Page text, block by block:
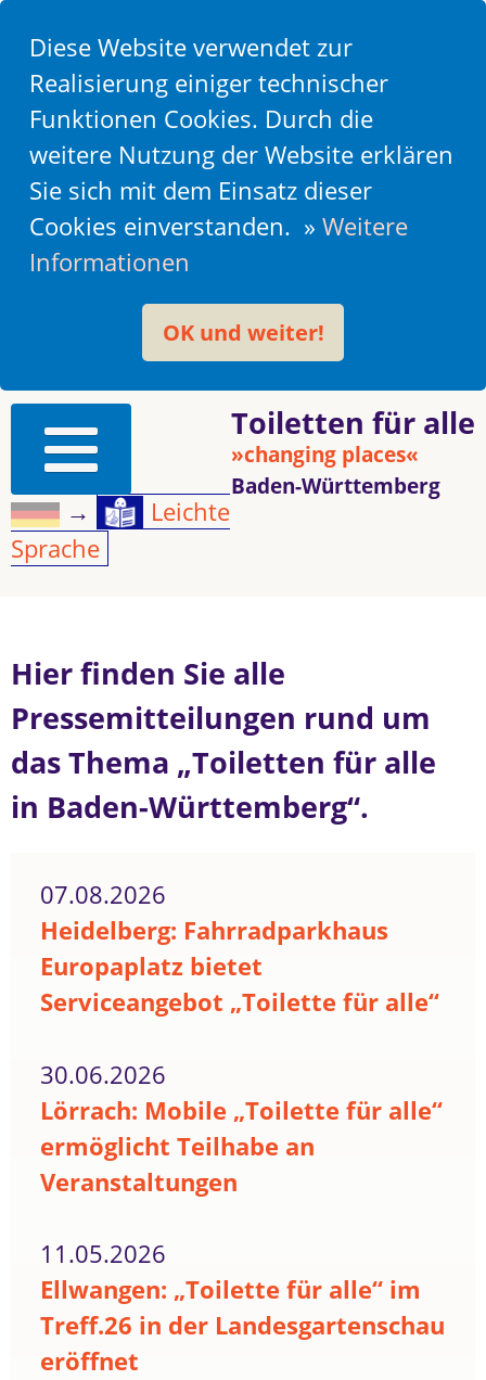
Diese Website verwendet zur
Realisierung einiger technischer
Funktionen Cookies. Durch die
weitere Nutzung der Website erklären
Sie sich mit dem Einsatz dieser
Cookies einverstanden. » Weitere
Informationen
OK und weiter!
Toiletten für alle
»changing places«
Baden-Württemberg
→
Leichte
Sprache
Hier finden Sie alle
Pressemitteilungen rund um
das Thema „Toiletten für alle
in Baden-Württemberg“.
07.08.2026
Heidelberg: Fahrradparkhaus
Europaplatz bietet
Serviceangebot „Toilette für alle“
30.06.2026
Lörrach: Mobile „Toilette für alle“
ermöglicht Teilhabe an
Veranstaltungen
11.05.2026
Ellwangen: „Toilette für alle“ im
Treff.26 in der Landesgartenschau
eröffnet